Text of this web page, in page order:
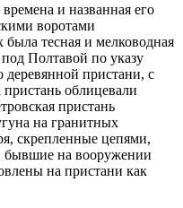
и названная его
воротами
тесная и мелководная
Полтавой по указу
деревянной пристани, с
облицевали
пристань
на гранитных
скрепленные цепями,
на вооружении
на пристани как